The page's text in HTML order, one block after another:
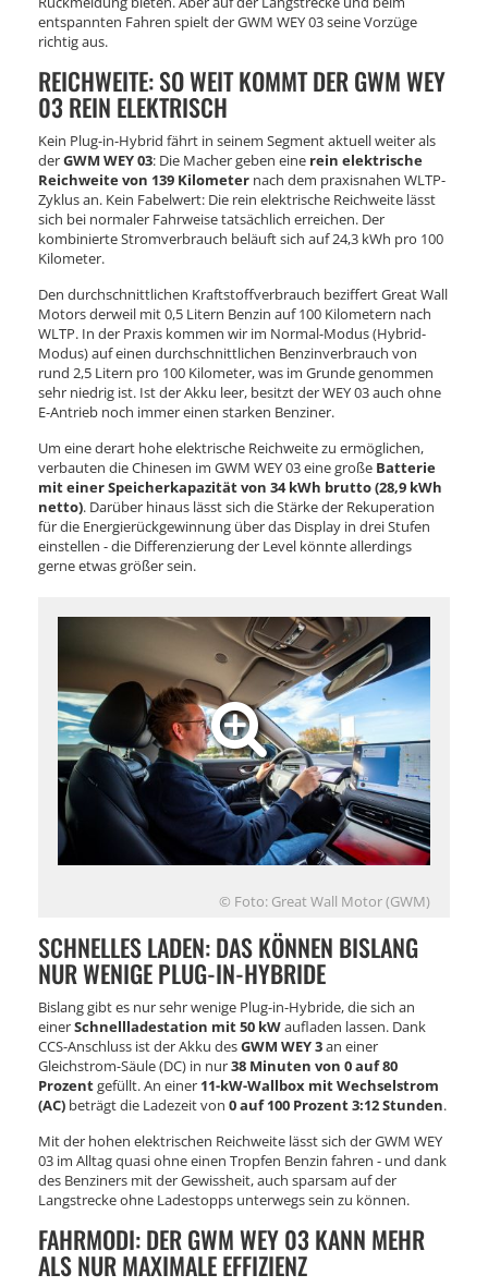
entspannten Fahren spielt der GWM WEY 03 seine Vorzüge
richtig aus.
REICHWEITE: SO WEIT KOMMT DER GWM WEY
03 REIN ELEKTRISCH
Kein Plug-in-Hybrid fährt in seinem Segment aktuell weiter als
derGWM WEY 03: Die Macher geben eine rein elektrische
Reichweite von 139 Kilometer nach dem praxisnahen WLTP-
Zyklus an. Kein Fabelwert: Die rein elektrische Reichweite lässt
sich bei normaler Fahrweise tatsächlich erreichen. Der
kombinierte Stromverbrauch beläuft sich auf 24,3 kWh pro 100
Kilometer.
Den durchschnittlichen Kraftstoffverbrauch beziffert Great Wall
Motors derweil mit 0,5 Litern Benzin auf 100 Kilometern nach
WLTP. In der Praxis kommen wir im Normal-Modus (Hybrid-
Modus) auf einen durchschnittlichen Benzinverbrauch von
rund 2,5 Litern pro 100 Kilometer, was im Grunde genommen
sehr niedrig ist. Ist der Akku leer, besitzt der WEY 03 auch ohne
E-Antrieb noch immer einen starken Benziner.
Um eine derart hohe elektrische Reichweite zu ermöglichen,
verbauten die Chinesen im GWM WEY 03 eine große Batterie
mit einer Speicherkapazität von 34 kWh brutto (28,9 kWh
netto). Darüber hinaus lässt sich die Stärke der Rekuperation
für die Energierückgewinnung über das Display in drei Stufen
einstellen - die Differenzierung der Level könnte allerdings
gerne etwas größer sein.
© Foto: Great Wall Motor (GWM)
SCHNELLES LADEN: DAS KÖNNEN BISLANG
NUR WENIGE PLUG-IN-HYBRIDE
Bislang gibt es nur sehr wenige Plug-in-Hybride, die sich an
einerSchnellladestation mit 50 kWaufladen lassen. Dank
CCS-Anschluss ist der Akku desGWM WEY 3an einer
Gleichstrom-Säule (DC) in nur38 Minuten von 0 auf 80
Prozentgefüllt. An einer 11-kW-Wallbox mit Wechselstrom
(AC) beträgt die Ladezeit von 0 auf 100 Prozent 3:12 Stunden.
Mit der hohen elektrischen Reichweite lässt sich der GWM WEY
03 im Alltag quasi ohne einen Tropfen Benzin fahren - und dank
des Benziners mit der Gewissheit, auch sparsam auf der
Langstrecke ohne Ladestopps unterwegs sein zu können.
FAHRMODI: DER GWM WEY 03 KANN MEHR
ALS NUR MAXIMALE EFFIZIENZ